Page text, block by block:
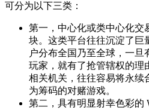
可分为以下三类：
第一，中心化或类中心化交
块。这类平台往往沉淀了巨
户分布全国乃至全球，一
玩家，就有了抢管辖权的理
相关机关，往往容易将永续
为筹码的对赌游戏。
第二，具有明显射幸色彩的